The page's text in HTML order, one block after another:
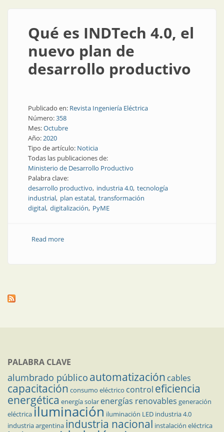
Qué es INDTech 4.0, el
nuevo plan de
desarrollo productivo
Publicado en: Revista Ingeniería Eléctrica
Número:358
Mes:Octubre
Año:2020
Tipo de artículo: Noticia
Todas las publicaciones de:
Ministerio de Desarrollo Productivo
Palabra clave:
desarrollo productivo industria 4.0 tecnología
industrial plan estatal transformación
digital digitalización PyME
Read moreabout Qué es INDTech 4.0, el nuevo plan de
PALABRA CLAVE
alumbrado público automatización cables
capacitación consumo eléctrico control eficiencia
energética energía solar energías renovables generación
eléctricailuminación iluminación LED industria 4.0
industria argentina industria nacional instalación eléctrica